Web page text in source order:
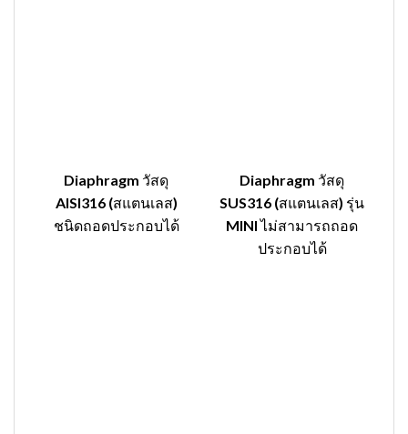
Diaphragm วัสดุ
AISI316 (สแตนเลส)
ชนิดถอดประกอบได้
Diaphragm วัสดุ
SUS316 (สแตนเลส) รุ่น
MINI ไม่สามารถถอด
ประกอบได้